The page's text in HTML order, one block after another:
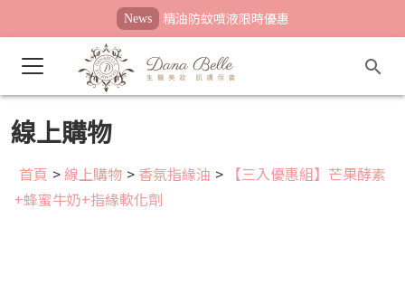
News 精油防蚊噴液限時優惠
線上購物
首頁 >線上購物 > 香氛指緣油 > 【三入優惠組】芒果酵素
+蜂蜜牛奶+指緣軟化劑